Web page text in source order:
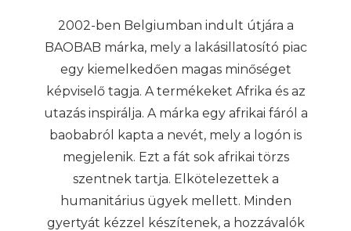
2002-ben Belgiumban indult útjára a
BAOBAB márka, mely a lakásillatosító piac
egy kiemelkedően magas minőséget
képviselő tagja. A termékeket Afrika és az
utazás inspirálja. A márka egy afrikai fáról a
baobabról kapta a nevét, mely a logón is
megjelenik. Ezt a fát sok afrikai törzs
szentnek tartja. Elkötelezettek a
humanitárius ügyek mellett. Minden
gyertyát kézzel készítenek, a hozzávalók